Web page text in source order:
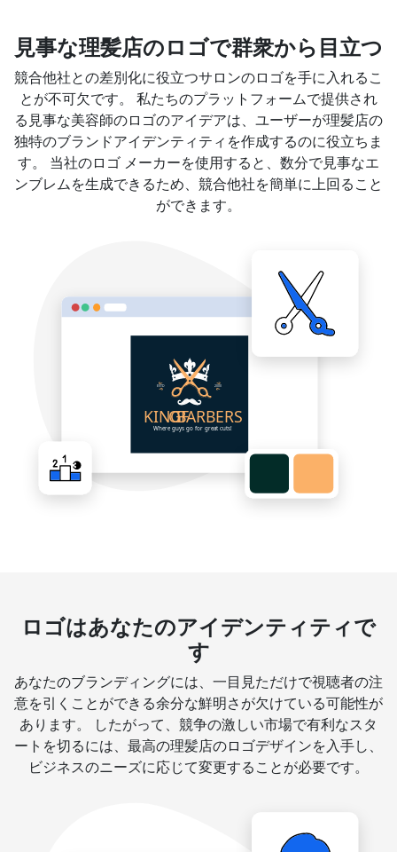
見事な理髪店のロゴで群衆から目立つ
競合他社との差別化に役立つサロンのロゴを手に入れるこ
とが不可欠です。 私たちのプラットフォームで提供され
る見事な美容師のロゴのアイデアは、ユーザーが理髪店の
独特のブランドアイデンティティを作成するのに役立ちま
す。 当社のロゴ メーカーを使用すると、数分で見事なエ
ンブレムを生成できるため、競合他社を簡単に上回ること
ができます。
ロゴはあなたのアイデンティティで
す
あなたのブランディングには、一目見ただけで視聴者の注
意を引くことができる余分な鮮明さが欠けている可能性が
あります。 したがって、競争の激しい市場で有利なスタ
ートを切るには、最高の理髪店のロゴデザインを入手し、
ビジネスのニーズに応じて変更することが必要です。